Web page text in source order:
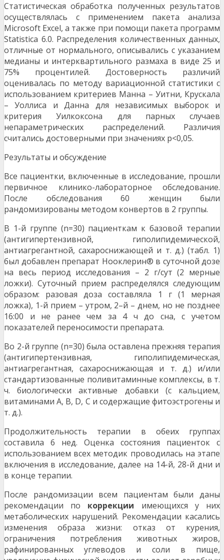
Статистическая обработка полученных результатов
осуществлялась с применением пакета анализа
Microsoft Excel, а также при помощи пакета программ
Statistica 6.0. Распределения количественных данных,
отличные от нормального, описывались с указанием
медианы и интерквартильного размаха в виде 25 и
75% процентилей. Достоверность различий
оценивалась по методу вариационной статистики с
использованием критериев Манна – Уитни, Крускала
– Уоллиса и Данна для независимых выборок и
критерия Уилкоксона для парных случаев
непараметрических распределений. Различия
считались достоверными при значениях p<0,05.
Результаты и обсуждение
Все пациентки, включенные в исследование, прошли
первичное клинико-лабораторное обследование.
После обследования 60 женщин были
рандомизированы методом конвертов в 2 группы.
В 1-й группе (n=30) пациенткам к базовой терапии
(антигипертензивной, гиполипидемической,
антиагрегантной, сахароснижающей и т. д.) (табл. 1)
был добавлен препарат Нооклерин® в суточной дозе
на весь период исследования – 2 г/сут (2 мерные
ложки). Суточный прием распределялся следующим
образом: разовая доза составляла 1 г (1 мерная
ложка), 1-й прием – утром, 2–й – днем, но не позднее
16:00 и не ранее чем за 4 ч до сна, с учетом
показателей переносимости препарата.
Во 2-й группе (n=30) была оставлена прежняя терапия
(антигипертензивная, гиполипидемическая,
антиагрегантная, сахароснижающая и т. д.) и/или
стандартизованные поливитаминные комплексы, в т.
ч. биологически активные добавки (с кальцием,
витаминами А, В, D, С и содержащие фитоэстрогены и
т. д.).
Продолжительность терапии в обеих группах
составила 6 нед. Оценка состояния пациенток с
использованием всех методик проводилась на этапе
включения в исследование, далее на 14-й, 28-й дни и
в конце терапии.
После рандомизации всем пациентам были даны
рекомендации по коррекции имеющихся у них
метаболических нарушений. Рекомендации касались
изменения образа жизни: отказ от курения,
ограничения потребления животных жиров,
рафинированных углеводов и соли в пище,